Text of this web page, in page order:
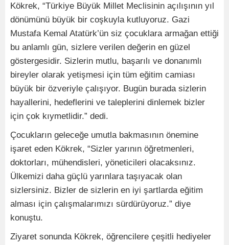
Kökrek, “Türkiye Büyük Millet Meclisinin açılışının yıl
dönümünü büyük bir coşkuyla kutluyoruz. Gazi
Mustafa Kemal Atatürk’ün siz çocuklara armağan ettiği
bu anlamlı gün, sizlere verilen değerin en güzel
göstergesidir. Sizlerin mutlu, başarılı ve donanımlı
bireyler olarak yetişmesi için tüm eğitim camiası
büyük bir özveriyle çalışıyor. Bugün burada sizlerin
hayallerini, hedeflerini ve taleplerini dinlemek bizler
için çok kıymetlidir.” dedi.
Çocukların geleceğe umutla bakmasının önemine
işaret eden Kökrek, “Sizler yarının öğretmenleri,
doktorları, mühendisleri, yöneticileri olacaksınız.
Ülkemizi daha güçlü yarınlara taşıyacak olan
sizlersiniz. Bizler de sizlerin en iyi şartlarda eğitim
alması için çalışmalarımızı sürdürüyoruz.” diye
konuştu.
Ziyaret sonunda Kökrek, öğrencilere çeşitli hediyeler